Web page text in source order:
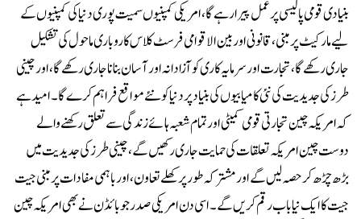
بنیادی قومی پالیسی پر عمل پیرا رہے گا، امریکی کمپنیوں سمیت پوری دنیا کی کمپنیوں کے
لیے مارکیٹ پر مبنی، قانونی اور بین الاقوامی فرسٹ کلاس کاروباری ماحول کی تشکیل
جاری رکھے گا، تجارت اور سرمایہ کاری کو آزادانہ اور آسان بنانا جاری رکھے گا، اور چینی
طرز کی جدیدیت کی نئی کامیابیوں کی بنیاد پر دنیا کو نئے مواقع فراہم کرے گا۔ امید ہے
کہ امریکہ چین تجارتی قومی کمیٹی اور تمام شعبہ ہائے زندگی سے تعلق رکھنے والے
دوست چین امریکہ تعلقات کی حمایت جاری رکھیں گے، چینی طرز کی جدیدیت میں
بڑھ چڑھ کر حصہ لیں گے اور مشترکہ طور پر کھلے تعاون، اور باہمی مفادات پر مبنی جیت
جیت کا ایک نیا باب رقم کریں گے۔ اسی دن امریکی صدر جو بائڈن نے بھی امریکہ چین